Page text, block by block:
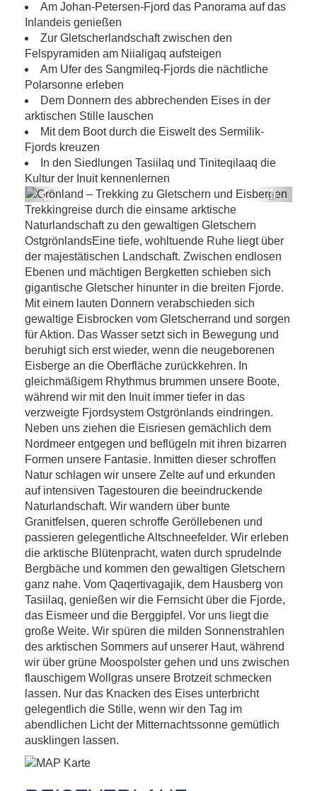
Am Johan-Petersen-Fjord das Panorama auf das
Inlandeis genießen
Zur Gletscherlandschaft zwischen den
Felspyramiden am Niialigaq aufsteigen
Am Ufer des Sangmileq-Fjords die nächtliche
Polarsonne erleben
Dem Donnern des abbrechenden Eises in der
arktischen Stille lauschen
Mit dem Boot durch die Eiswelt des Sermilik-
Fjords kreuzen
In den Siedlungen Tasiilaq und Tiniteqilaaq die
Kultur der Inuit kennenlernen
Grönland – Trekking zu Gletschern und
Eisbergen
Previous Next
Trekkingreise durch die einsame arktische
Naturlandschaft zu den gewaltigen Gletschern
OstgrönlandsEine tiefe, wohltuende Ruhe liegt über
der majestätischen Landschaft. Zwischen endlosen
Ebenen und mächtigen Bergketten schieben sich
gigantische Gletscher hinunter in die breiten Fjorde.
Mit einem lauten Donnern verabschieden sich
gewaltige Eisbrocken vom Gletscherrand und sorgen
für Aktion. Das Wasser setzt sich in Bewegung und
beruhigt sich erst wieder, wenn die neugeborenen
Eisberge an die Oberfläche zurückkehren. In
gleichmäßigem Rhythmus brummen unsere Boote,
während wir mit den Inuit immer tiefer in das
verzweigte Fjordsystem Ostgrönlands eindringen.
Neben uns ziehen die Eisriesen gemächlich dem
Nordmeer entgegen und beflügeln mit ihren bizarren
Formen unsere Fantasie. Inmitten dieser schroffen
Natur schlagen wir unsere Zelte auf und erkunden
auf intensiven Tagestouren die beeindruckende
Naturlandschaft. Wir wandern über bunte
Granitfelsen, queren schroffe Geröllebenen und
passieren gelegentliche Altschneefelder. Wir erleben
die arktische Blütenpracht, waten durch sprudelnde
Bergbäche und kommen den gewaltigen Gletschern
ganz nahe. Vom Qaqertivagajik, dem Hausberg von
Tasiilaq, genießen wir die Fernsicht über die Fjorde,
das Eismeer und die Berggipfel. Vor uns liegt die
große Weite. Wir spüren die milden Sonnenstrahlen
des arktischen Sommers auf unserer Haut, während
wir über grüne Moospolster gehen und uns zwischen
flauschigem Wollgras unsere Brotzeit schmecken
lassen. Nur das Knacken des Eises unterbricht
gelegentlich die Stille, wenn wir den Tag im
abendlichen Licht der Mitternachtssonne gemütlich
ausklingen lassen.